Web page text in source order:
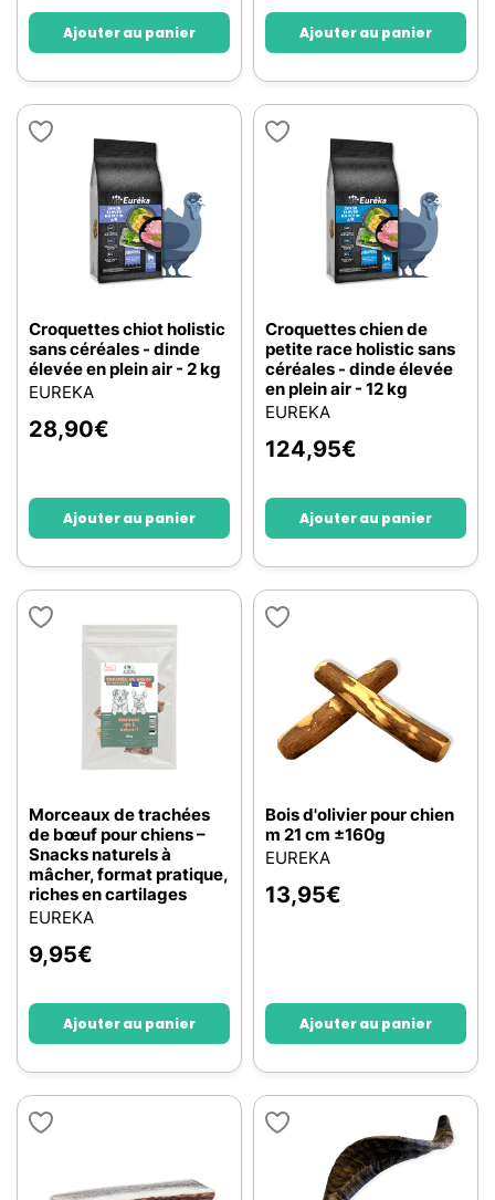
Ajouter au panier Ajouter au panier
Croquettes chiot holistic
sans céréales - dinde
élevée en plein air - 2 kg
EUREKA
28,90€
Ajouter au panier
Croquettes chien de
petite race holistic sans
céréales - dinde élevée
en plein air - 12 kg
EUREKA
124,95€
Ajouter au panier
Morceaux de trachées
de bœuf pour chiens –
Snacks naturels à
mâcher, format pratique,
riches en cartilages
EUREKA
9,95€
Ajouter au panier
Bois d'olivier pour chien
m 21 cm ±160g
EUREKA
13,95€
Ajouter au panier